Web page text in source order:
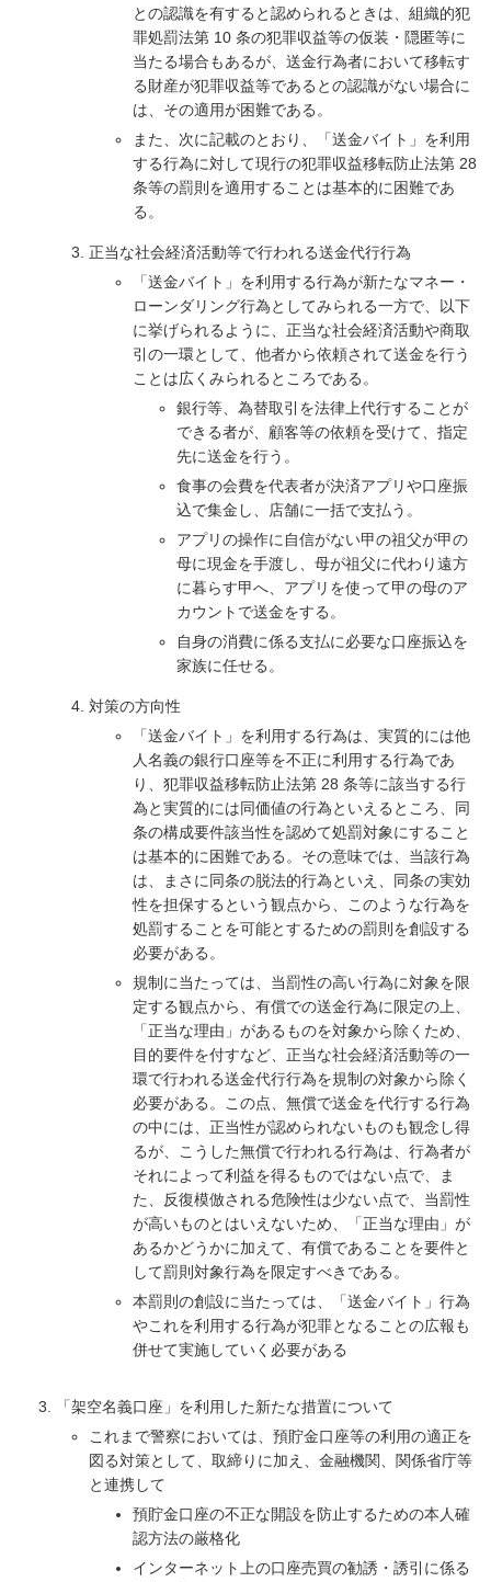
との認識を有すると認められるときは、組織的犯
罪処罰法第 10 条の犯罪収益等の仮装・隠匿等に
当たる場合もあるが、送金行為者において移転す
る財産が犯罪収益等であるとの認識がない場合に
は、その適用が困難である。
また、次に記載のとおり、「送金バイト」を利用
する行為に対して現行の犯罪収益移転防止法第 28
条等の罰則を適用することは基本的に困難であ
る。
正当な社会経済活動等で行われる送金代行行為
「送金バイト」を利用する行為が新たなマネー・
ローンダリング行為としてみられる一方で、以下
に挙げられるように、正当な社会経済活動や商取
引の一環として、他者から依頼されて送金を行う
ことは広くみられるところである。
銀行等、為替取引を法律上代行することが
できる者が、顧客等の依頼を受けて、指定
先に送金を行う。
食事の会費を代表者が決済アプリや口座振
込で集金し、店舗に一括で支払う。
アプリの操作に自信がない甲の祖父が甲の
母に現金を手渡し、母が祖父に代わり遠方
に暮らす甲へ、アプリを使って甲の母のア
カウントで送金をする。
自身の消費に係る支払に必要な口座振込を
家族に任せる。
対策の方向性
「送金バイト」を利用する行為は、実質的には他
人名義の銀行口座等を不正に利用する行為であ
り、犯罪収益移転防止法第 28 条等に該当する行
為と実質的には同価値の行為といえるところ、同
条の構成要件該当性を認めて処罰対象にすること
は基本的に困難である。その意味では、当該行為
は、まさに同条の脱法的行為といえ、同条の実効
性を担保するという観点から、このような行為を
処罰することを可能とするための罰則を創設する
必要がある。
規制に当たっては、当罰性の高い行為に対象を限
定する観点から、有償での送金行為に限定の上、
「正当な理由」があるものを対象から除くため、
目的要件を付すなど、正当な社会経済活動等の一
環で行われる送金代行行為を規制の対象から除く
必要がある。この点、無償で送金を代行する行為
の中には、正当性が認められないものも観念し得
るが、こうした無償で行われる行為は、行為者が
それによって利益を得るものではない点で、ま
た、反復模倣される危険性は少ない点で、当罰性
が高いものとはいえないため、「正当な理由」が
あるかどうかに加えて、有償であることを要件と
して罰則対象行為を限定すべきである。
本罰則の創設に当たっては、「送金バイト」行為
やこれを利用する行為が犯罪となることの広報も
併せて実施していく必要がある
「架空名義口座」を利用した新たな措置について
これまで警察においては、預貯金口座等の利用の適正を
図る対策として、取締りに加え、金融機関、関係省庁等
と連携して
預貯金口座の不正な開設を防止するための本人確
認方法の厳格化
インターネット上の口座売買の勧誘・誘引に係る